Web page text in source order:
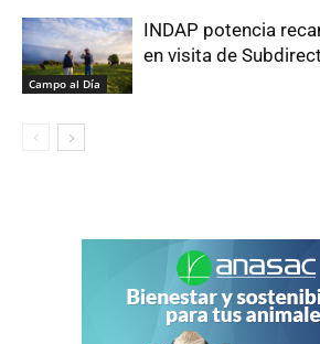
Campo al Día
INDAP potencia
en visita de